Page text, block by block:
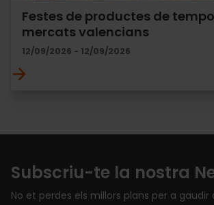
Festes de productes de
mercats valencians
12/09/2026 - 12/09/2026
Subscriu-te la nostra
No et perdes els millors plans per a gaudir